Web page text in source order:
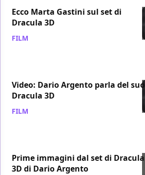
Ecco Marta Gastini sul set di
Dracula 3D
FILM
Video: Dario Argento parla del suo
Dracula 3D
FILM
Prime immagini dal set di Dracula
3D di Dario Argento